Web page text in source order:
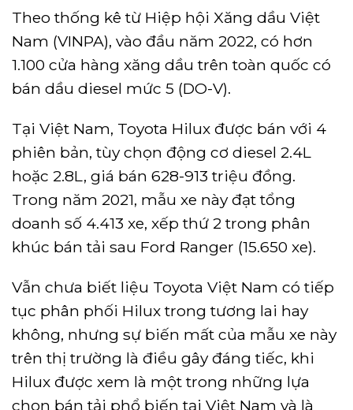
Theo thống kê từ Hiệp hội Xăng dầu Việt
Nam (VINPA), vào đầu năm 2022, có hơn
1.100 cửa hàng xăng dầu trên toàn quốc có
bán dầu diesel mức 5 (DO-V).
Tại Việt Nam, Toyota Hilux được bán với 4
phiên bản, tùy chọn động cơ diesel 2.4L
hoặc 2.8L, giá bán 628-913 triệu đồng.
Trong năm 2021, mẫu xe này đạt tổng
doanh số 4.413 xe, xếp thứ 2 trong phân
khúc bán tải sau Ford Ranger (15.650 xe).
Vẫn chưa biết liệu Toyota Việt Nam có tiếp
tục phân phối Hilux trong tương lai hay
không, nhưng sự biến mất của mẫu xe này
trên thị trường là điều gây đáng tiếc, khi
Hilux được xem là một trong những lựa
chọn bán tải phổ biến tại Việt Nam và là